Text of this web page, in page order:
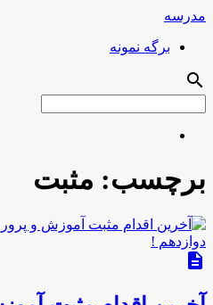
مدرسه
برگه نمونه
search
برچسب: مثبت
description